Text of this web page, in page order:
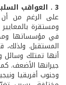
3 . العواقب السلبية لزعزعة استقرار القوى الإقليمية
على الرغم من
ومستقرة
في مؤسساتها
المستقبل.
أنها تمتلك وسائل
جيرانها الأضعف.
وجنوب أفريقيا